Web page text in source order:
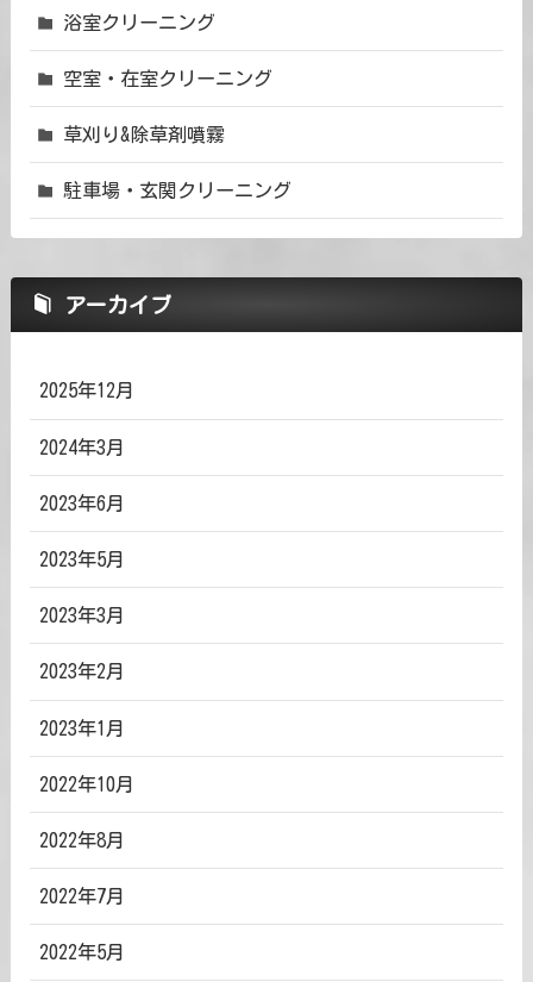
浴室クリーニング
空室・在室クリーニング
草刈り&除草剤噴霧
駐車場・玄関クリーニング
アーカイブ
2025年12月
2024年3月
2023年6月
2023年5月
2023年3月
2023年2月
2023年1月
2022年10月
2022年8月
2022年7月
2022年5月